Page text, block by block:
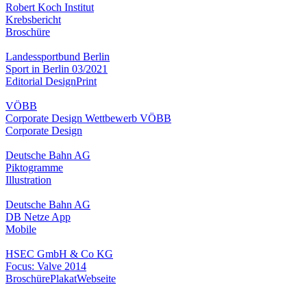
Robert Koch Institut
Krebsbericht
Broschüre
Landessportbund Berlin
Sport in Berlin 03/2021
Editorial DesignPrint
VÖBB
Corporate Design Wettbewerb VÖBB
Corporate Design
Deutsche Bahn AG
Piktogramme
Illustration
Deutsche Bahn AG
DB Netze App
Mobile
HSEC GmbH & Co KG
Focus: Valve 2014
BroschürePlakatWebseite